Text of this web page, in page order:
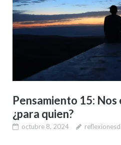
Pensamiento 15:
¿para quien?
octubre 8, 2024